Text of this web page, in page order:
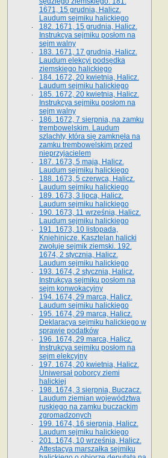
1671, 15 grudnia, Halicz.
Laudum sejmiku halickiego
182. 1671, 15 grudnia, Halicz.
Instrukcya sejmiku posłom na
sejm walny
183. 1671, 17 grudnia, Halicz.
Laudum elekcyi podsędka
ziemskiego halickiego
184. 1672, 20 kwietnia, Halicz.
Laudum sejmiku halickiego
185. 1672, 20 kwietnia, Halicz.
Instrukcya sejmiku posłom na
sejm walny
186. 1672, 7 sierpnia, na zamku
trembowelskim. Laudum
szlachty, która się zamknęła na
zamku trembowelskim przed
nieprzyjacielem
187. 1673, 5 maja, Halicz.
Laudum sejmiku halickiego
188. 1673, 5 czerwca, Halicz.
Laudum sejmiku halickiego
189. 1673, 3 lipca, Halicz.
Laudum sejmiku halickiego
190. 1673, 11 września, Halicz.
Laudum sejmiku halickiego
191. 1673, 10 listopada,
Kniehinicze. Kasztelan halicki
zwołuje sejmik ziemski. 192.
1674, 2 stycznia, Halicz.
Laudum sejmiku halickiego
193. 1674, 2 stycznia, Halicz.
Instrukcya sejmiku posłom na
sejm konwokacyjny
194. 1674, 29 marca, Halicz.
Laudum sejmiku halickiego
195. 1674, 29 marca, Halicz.
Deklaracya sejmiku halickiego w
sprawie podatków
196. 1674, 29 marca, Halicz.
Instrukcya sejmiku posłom na
sejm elekcyjny
197. 1674, 20 kwietnia, Halicz.
Uniwersał poborcy ziemi
halickiej
198. 1674, 3 sierpnia, Buczacz.
Laudum ziemian województwa
ruskiego na zamku buczackim
zgromadzonych
199. 1674, 16 sierpnia, Halicz.
Laudum sejmiku halickiego
201. 1674, 10 września, Halicz.
Attestacya marszałka sejmiku